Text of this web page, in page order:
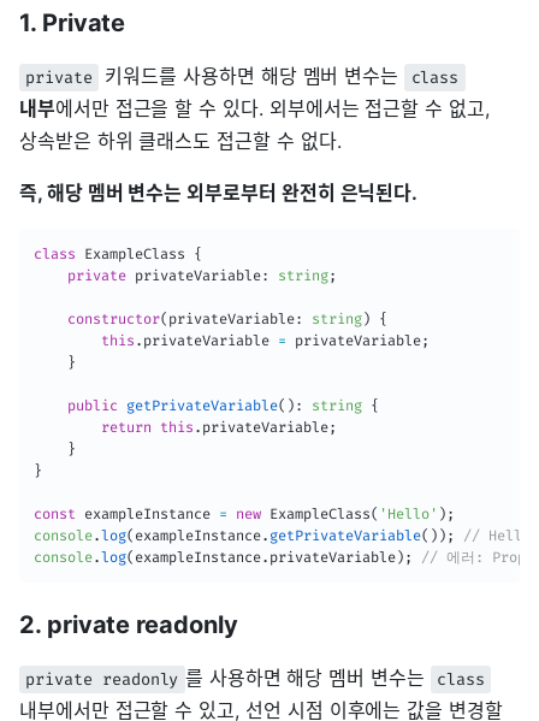
1. Private
private 키워드를 사용하면 해당 멤버 변수는 class
내부에서만 접근을 할 수 있다. 외부에서는 접근할 수 없고,
상속받은 하위 클래스도 접근할 수 없다.
즉, 해당 멤버 변수는 외부로부터 완전히 은닉된다.
class ExampleClass
{
private privateVariable: string;
constructor( privateVariable: string )
{
this . privateVariable = privateVariable;
}
public getPrivateVariable( ) : string {
return
this . privateVariable;
}
}
const exampleInstance = new ExampleClass( 'Hello' ) ;
console.log( exampleInstance. getPrivateVariable( ) ) ;
// Hello;
console.log( exampleInstance. privateVariable ) ; // 에러:
2. private readonly
private readonly 를 사용하면 해당 멤버 변수는 class
내부에서만 접근할 수 있고, 선언 시점 이후에는 값을 변경할